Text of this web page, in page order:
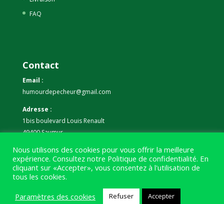
FAQ
Contact
Email :
humourdepecheur@gmail.com
Adresse :
1bis boulevard Louis Renault
49400 Saumur
Téléphone :
07 59 61 06 63
Nous utilisons des cookies pour vous offrir la meilleure
expérience. Consultez notre Politique de confidentialité. En
cliquant sur «Accepter», vous consentez à l'utilisation de
tous les cookies.
Paramètres des cookies
Refuser Accepter